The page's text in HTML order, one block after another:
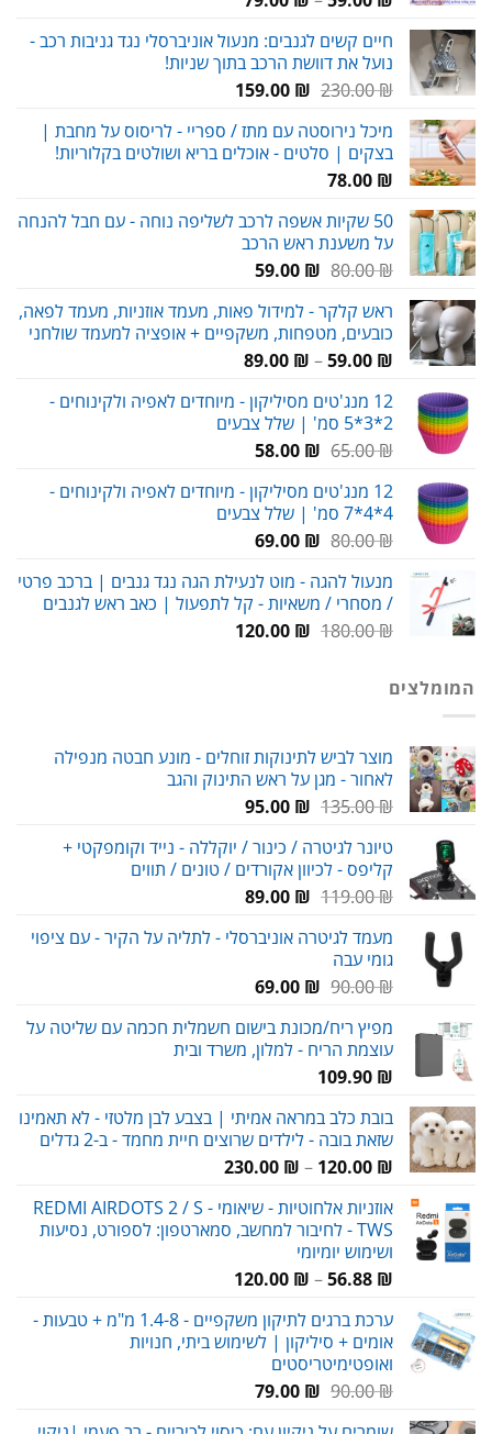
עד
חיים קשים לגנבים: מנעול אוניברסלי נגד גניבות רכב -
נועל את דוושת הרכב בתוך שניות!
230.00₪
המחיר
היה:
230.00 ₪.
159.00 ₪
המחיר
הוא:
159.00 ₪.
מיכל נירוסטה עם מתז / ספריי - לריסוס על מחבת |
בצקים | סלטים - אוכלים בריא ושולטים בקלוריות!
78.00 ₪
50 שקיות אשפה לרכב לשליפה נוחה - עם חבל להנחה
על משענת ראש הרכב
80.00₪
המחיר
היה:
80.00 ₪.
59.00 ₪
המחיר
הוא:
59.00 ₪.
ראש קלקר - למידול פאות, מעמד אוזניות, מעמד לפאה,
כובעים, מטפחות, משקפיים + אופציה למעמד שולחני
59.00 ₪
–
89.00 ₪
טווח
עד
12 מנג'טים מסיליקון - מיוחדים לאפיה ולקינוחים -
2*3*5 סמ' | שלל צבעים
65.00₪
המחיר
היה:
65.00 ₪.
58.00 ₪
המחיר
הוא:
58.00 ₪.
12 מנג'טים מסיליקון - מיוחדים לאפיה ולקינוחים -
4*4*7 סמ' | שלל צבעים
80.00₪
המחיר
היה:
80.00 ₪.
69.00 ₪
המחיר
הוא:
69.00 ₪.
מנעול להגה - מוט לנעילת הגה נגד גנבים | ברכב פרטי
/ מסחרי / משאיות - קל לתפעול | כאב ראש לגנבים
180.00₪
המחיר120.00 ₪
המחיר
המומלצים
מוצר לביש לתינוקות זוחלים - מונע חבטה מנפילה
לאחור - מגן על ראש התינוק והגב
135.00₪
המחיר
היה:
135.00 ₪.
95.00 ₪
המחיר
הוא:
95.00 ₪.
טיונר לגיטרה / כינור / יוקללה - נייד וקומפקטי +
קליפס - לכיוון אקורדים / טונים / תווים
119.00₪
המחיר
היה:
89.00 ₪
המחיר
הוא:
מעמד לגיטרה אוניברסלי - לתליה על הקיר - עם ציפוי
גומי עבה
90.00₪
המחיר
היה:
90.00 ₪.
69.00 ₪
המחיר
הוא:
69.00 ₪.
מפיץ ריח/מכונת בישום חשמלית חכמה עם שליטה על
עוצמת הריח - למלון, משרד ובית
109.90 ₪
בובת כלב במראה אמיתי | בצבע לבן מלטזי - לא תאמינו
שזאת בובה - לילדים שרוצים חיית מחמד - ב-2 גדלים
120.00 ₪
–
230.00 ₪
טווח
עד
אוזניות אלחוטיות - שיאומי REDMI AIRDOTS 2 / S -
TWS - לחיבור למחשב, סמארטפון: לספורט, נסיעות
ושימוש יומיומי
56.88 ₪
–
120.00 ₪
עד
ערכת ברגים לתיקון משקפיים - 1.4-8 מ"מ + טבעות -
אומים + סיליקון | לשימוש ביתי, חנויות
ואופטימיטריסטים
90.00₪
המחיר79.00 ₪
המחיר